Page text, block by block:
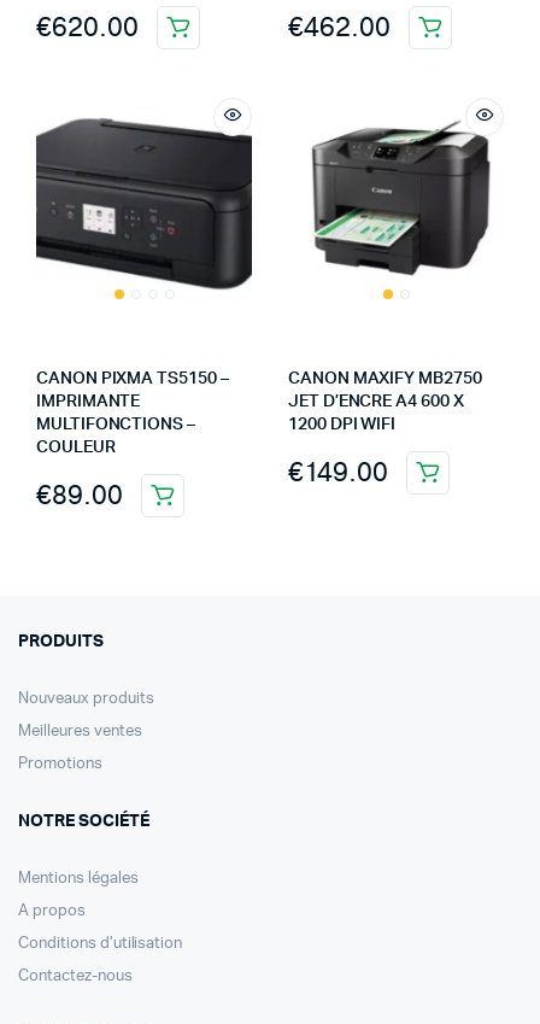
€620.00 €462.00
CANON PIXMA TS5150 –
IMPRIMANTE
MULTIFONCTIONS –
COULEUR
€89.00
CANON MAXIFY MB2750
JET D’ENCRE A4 600 X
1200 DPI WIFI
€149.00
PRODUITS
Nouveaux produits
Meilleures ventes
Promotions
NOTRE SOCIÉTÉ
Mentions légales
A propos
Conditions d’utilisation
Contactez-nous